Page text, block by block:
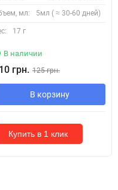
мл: 5мл ( ≈ 30-60 дней)
17 г
В наличии
грн. 125 грн.
В корзину
Купить в 1 клик